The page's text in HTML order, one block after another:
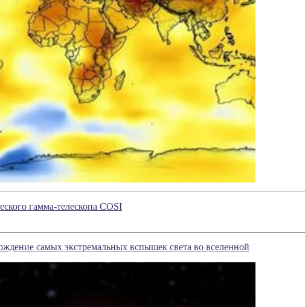
гамма-телескопа COSI
самых экстремальных вспышек света во вселенной